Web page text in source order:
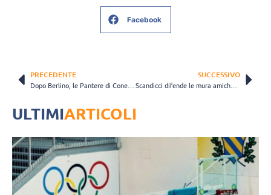
Facebook
PRECEDENTE
Dopo Berlino, le Pantere di Conegliano conquistano anche la Semifinale dei Playoff
SUCCESSIVO
Scandicci difende le mura amiche da Casalmaggiore e continua la corsa Scudetto
ULTIMIARTICOLI